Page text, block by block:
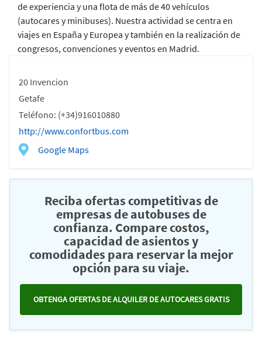
20 Invencion
Getafe
Teléfono: (+34)916010880
http://www.confortbus.com
Google Maps
de experiencia y una flota de más de 40 vehículos
(autocares y minibuses). Nuestra actividad se centra en
viajes en España y Europea y también en la realización de
congresos, convenciones y eventos en Madrid.
Reciba ofertas competitivas de
empresas de autobuses de
confianza. Compare costos,
capacidad de asientos y
comodidades para reservar la mejor
opción para su viaje.
OBTENGA OFERTAS DE ALQUILER DE AUTOCARES GRATIS